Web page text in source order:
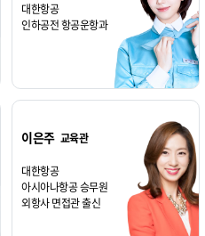
대한항공
인하공전 항공운항과
이은주 교육관
대한항공
아시아나항공 승무원
외항사 면접관 출신